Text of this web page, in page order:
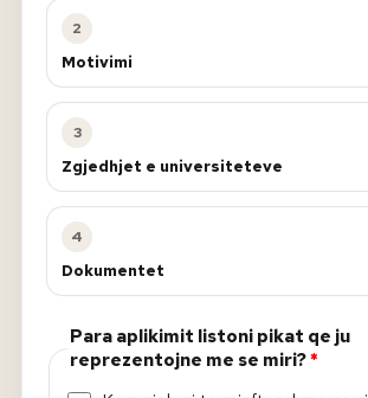
2
Motivimi
3
Zgjedhjet e universiteteve
4
Dokumentet
Para aplikimit listoni pikat qe ju
reprezentojne me se miri?*